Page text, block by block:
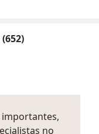
importantes,
no